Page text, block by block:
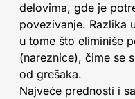
delovima, gde je
povezivanje. Razlika
u tome što eliminiše
(nareznice), čime se
od grešaka.
Najveće prednosti i